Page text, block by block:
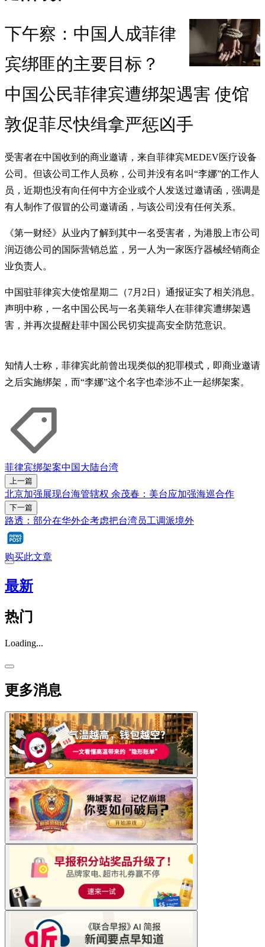
下午察：中国人成菲律
宾绑匪的主要目标？
中国公民菲律宾遭绑架遇害 使馆
敦促菲尽快缉拿严惩凶手
受害者在中国收到的商业邀请，来自菲律宾MEDEV医疗设备
公司。但该公司工作人员称，公司并没有名叫“李娜”的工作人
员，近期也没有向任何中方企业或个人发送过邀请函，强调是
有人制作了假冒的公司邀请函，与该公司没有任何关系。
《第一财经》从业内了解到其中一名受害者，为港股上市公司
润迈德公司的国际营销总监，另一人为一家医疗器械经销商企
业负责人。
中国驻菲律宾大使馆星期二（7月2日）通报证实了相关消息。
声明中称，一名中国公民与一名美籍华人在菲律宾遭绑架遇
害，并再次提醒赴菲中国公民切实提高安全防范意识。
知情人士称，菲律宾此前曾出现类似的犯罪模式，即商业邀请
之后实施绑架，而“李娜”这个名字也牵涉不止一起绑架案。
菲律宾绑架案中国大陆台湾
上一篇
北京加强展现台海管辖权 余茂春：美台应加强海巡合作
下一篇
路透：部分在华外企考虑把台湾员工调派境外
购买此文章
最新
热门
Loading...
更多消息